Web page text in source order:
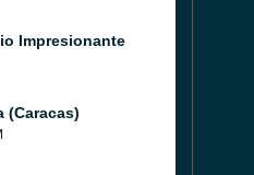
Impresionante
(Caracas)